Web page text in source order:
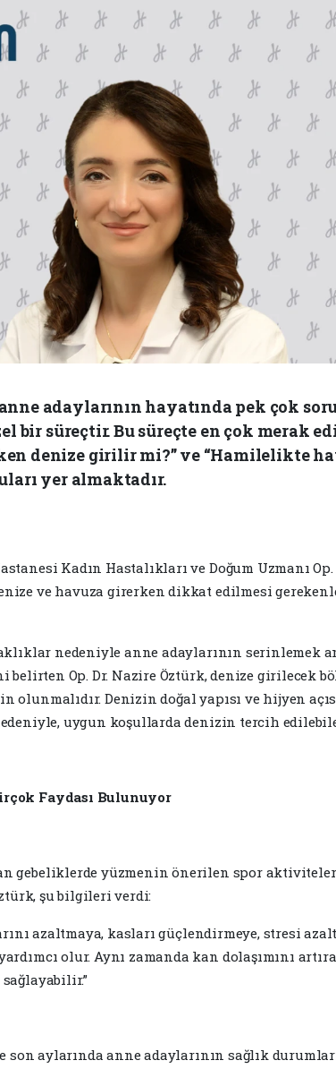
adaylarının hayatında pek çok
bir süreçtir. Bu süreçte en çok merak
denize girilir mi?” ve “Hamilelikte
yer almaktadır.
Kadın Hastalıkları ve Doğum Uzmanı
ve havuza girerken dikkat edilmesi
nedeniyle anne adaylarının serinlemek
belirten Op. Dr. Nazire Öztürk, denize girilecek
olunmalıdır. Denizin doğal yapısı ve hijyen
uygun koşullarda denizin tercih
Faydası Bulunuyor
gebeliklerde yüzmenin önerilen spor
şu bilgileri verdi:
azaltmaya, kasları güçlendirmeye, stresi
olur. Aynı zamanda kan dolaşımını
aylarında anne adaylarının sağlık